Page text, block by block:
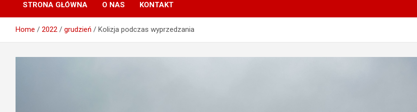
STRONA GŁÓWNA O NAS KONTAKT
Home 2022 grudzień Kolizja podczas wyprzedzania